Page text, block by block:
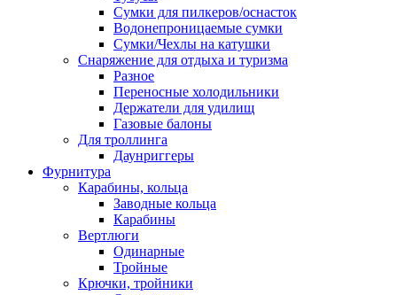
Сумки для пилкеров/оснасток
Водонепроницаемые сумки
Сумки/Чехлы на катушки
Снаряжение для отдыха и туризма
Разное
Переносные холодильники
Держатели для удилищ
Газовые балоны
Для троллинга
Даунриггеры
Фурнитура
Карабины, кольца
Заводные кольца
Карабины
Вертлюги
Одинарные
Тройные
Крючки, тройники